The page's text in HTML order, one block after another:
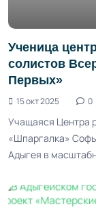
Ученица
солистов
Первых»
15 окт 2025 0
Учащаяся Центра
«Шпаргалка»
Адыгея в